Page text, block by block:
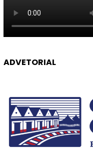
ADVETORIAL